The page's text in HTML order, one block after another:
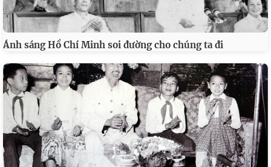
Ánh sáng Hồ Chí Minh soi đường cho chúng ta đi